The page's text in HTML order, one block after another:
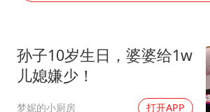
夯实基础开新局
孙子10岁生日，婆婆给1w
儿媳嫌少！
梦妮的小厨房 打开APP